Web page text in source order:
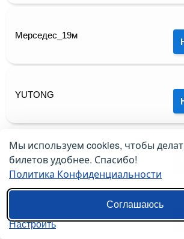
Мерседес_19м
YUTONG
Мерседес_37м
Мы используем cookies, чтобы
билетов удобнее. Спасибо!
Политика Конфиденциальности
Соглашаюсь
Настроить